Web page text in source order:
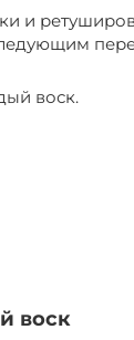
и
воск.
воск